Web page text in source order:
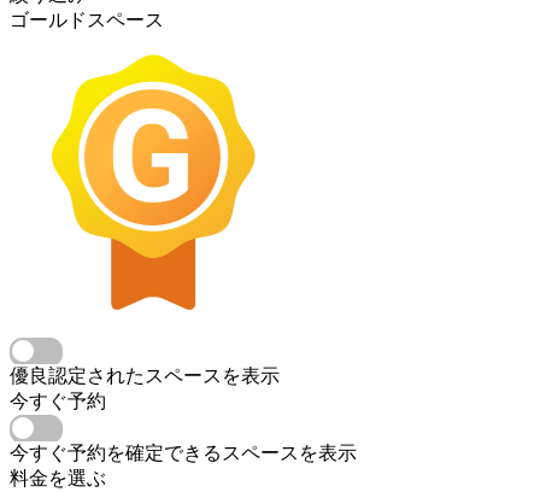
ゴールドスペース
優良認定されたスペースを表示
今すぐ予約
今すぐ予約を確定できるスペースを表示
料金を選ぶ